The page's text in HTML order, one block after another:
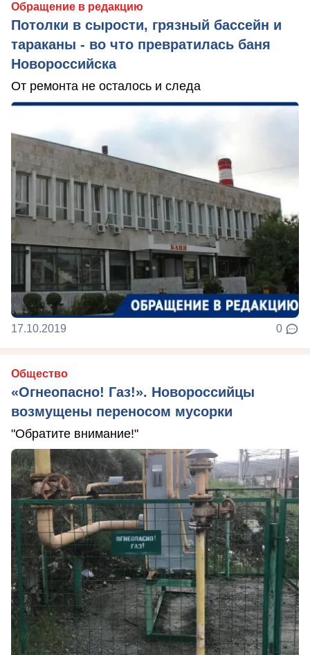
Обращение в редакцию
Потолки в сырости, грязный бассейн и
тараканы - во что превратилась баня
Новороссийска
От ремонта не осталось и следа
17.10.2019 0
Общество
«Огнеопасно! Газ!». Новороссийцы
возмущены переносом мусорки
"Обратите внимание!"